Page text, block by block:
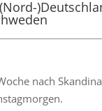
nach